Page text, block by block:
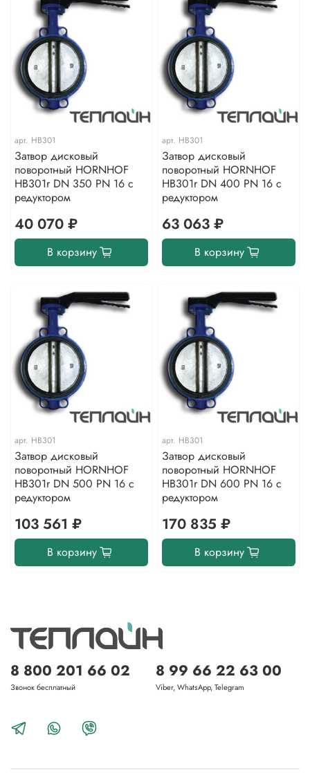
арт. HB301
Затвор дисковый
поворотный HORNHOF
HB301r DN 350 PN 16 с
редуктором
40 070 ₽
В корзину
арт. HB301
Затвор дисковый
поворотный HORNHOF
HB301r DN 400 PN 16 с
редуктором
63 063 ₽
В корзину
арт. HB301
Затвор дисковый
поворотный HORNHOF
HB301r DN 500 PN 16 с
редуктором
103 561 ₽
В корзину
арт. HB301
Затвор дисковый
поворотный HORNHOF
HB301r DN 600 PN 16 с
редуктором
170 835 ₽
В корзину
8 800 201 66 02
Звонок бесплатный
8 99 66 22 63 00
Viber, WhatsApp, Telegram